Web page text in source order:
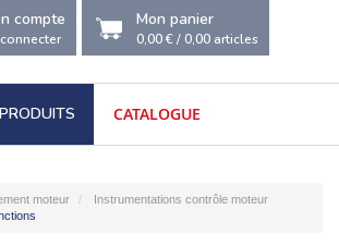
compte Mon panier
0,00 €/0,00 articles
CATALOGUE
moteur
Instrumentations contrôle moteur